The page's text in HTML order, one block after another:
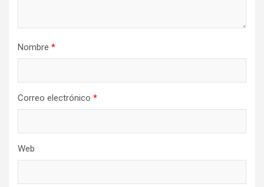
Nombre *
Correo electrónico *
Web